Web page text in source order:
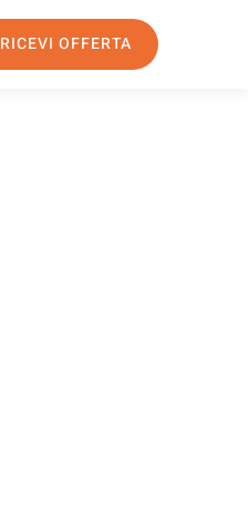
RICEVI OFFERTA